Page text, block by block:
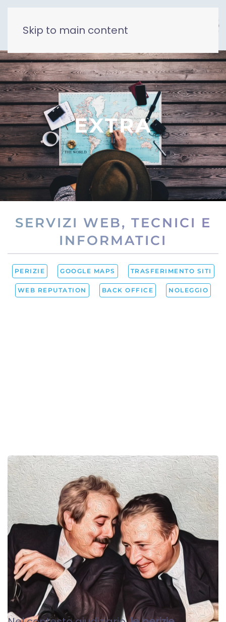
Skip to main content
EXTRA
SERVIZI WEB, TECNICI E
INFORMATICI
PERIZIE GOOGLE MAPS TRASFERIMENTO SITI
WEB REPUTATION BACK OFFICE NOLEGGIO
PERIZIE TECNICHE - CTU
CTP